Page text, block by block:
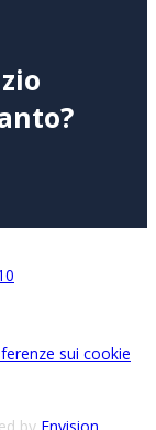
sui cookie
by Envision